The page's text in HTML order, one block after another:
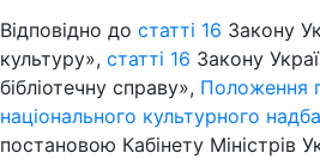
Відповідно до статті 16 Закону
культуру», статті 16 Закону
бібліотечну справу», Положення
національного культурного
постановою Кабінету Міністрів